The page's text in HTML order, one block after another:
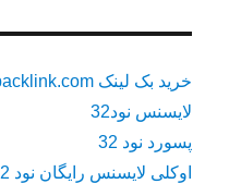
خرید بک لینک behtarinbacklink.com
لایسنس نود32
پسورد نود 32
اوکلی لایسنس رایگان نود 32